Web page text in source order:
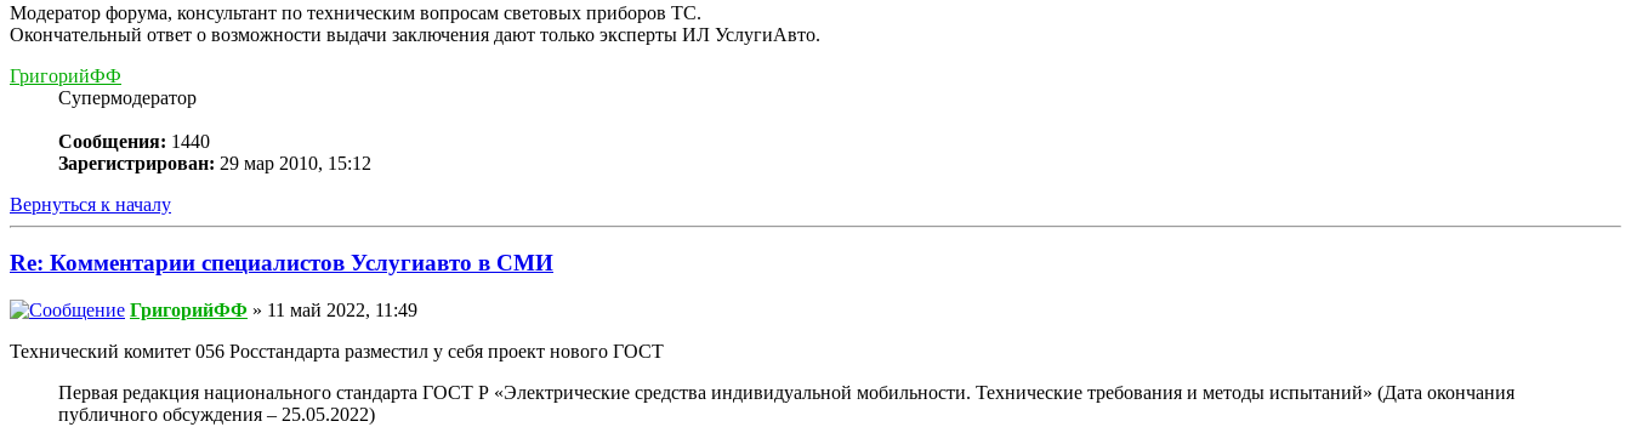
Модератор форума, консультант по техническим вопросам световых приборов ТС.
Окончательный ответ о возможности выдачи заключения дают только эксперты ИЛ УслугиАвто.
ГригорийФФ
Супермодератор
Сообщения: 1440
Зарегистрирован: 29 мар 2010, 15:12
Вернуться к началу
Re: Комментарии специалистов Услугиавто в СМИ
ГригорийФФ » 11 май 2022, 11:49
Технический комитет 056 Росстандарта разместил у себя проект нового ГОСТ
Первая редакция национального стандарта ГОСТ Р «Электрические средства индивидуальной мобильности. Технические требования и методы испытаний» (Дата окончания
публичного обсуждения – 25.05.2022)